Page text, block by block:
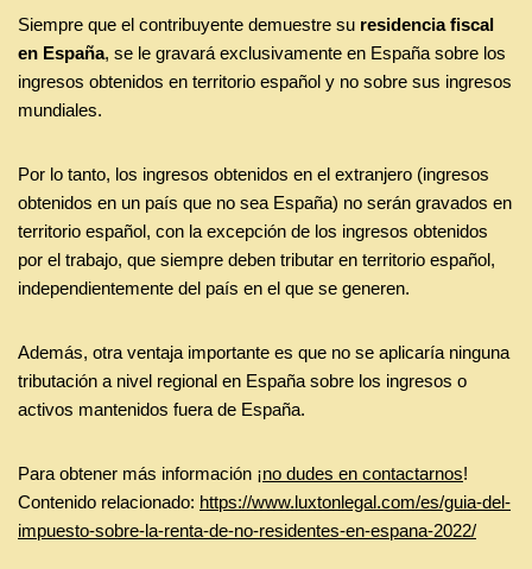
Siempre que el contribuyente demuestre su residencia fiscal
en España, se le gravará exclusivamente en España sobre los
ingresos obtenidos en territorio español y no sobre sus ingresos
mundiales.
Por lo tanto, los ingresos obtenidos en el extranjero (ingresos
obtenidos en un país que no sea España) no serán gravados en
territorio español, con la excepción de los ingresos obtenidos
por el trabajo, que siempre deben tributar en territorio español,
independientemente del país en el que se generen.
Además, otra ventaja importante es que no se aplicaría ninguna
tributación a nivel regional en España sobre los ingresos o
activos mantenidos fuera de España.
Para obtener más información ¡no dudes en contactarnos!
Contenido relacionado: https://www.luxtonlegal.com/es/guia-del-
impuesto-sobre-la-renta-de-no-residentes-en-espana-2022/